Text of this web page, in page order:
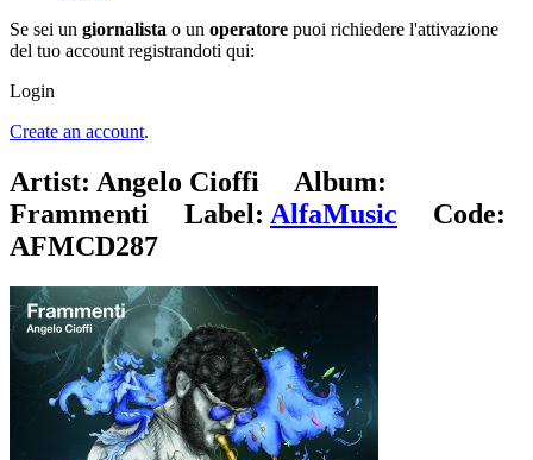
Se sei un giornalista o un operatore puoi richiedere l'attivazione
del tuo account registrandoti qui:
Login
Create an account.
Artist: Angelo Cioffi Album:
Frammenti Label: AlfaMusic Code:
AFMCD287